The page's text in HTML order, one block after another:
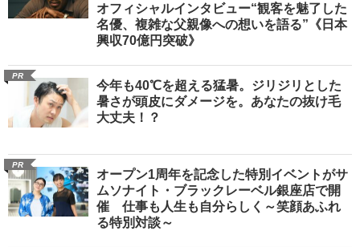
オフィシャルインタビュー“観客を魅了した
名優、複雑な父親像への想いを語る”《日本
興収70億円突破》
PR
今年も40℃を超える猛暑。ジリジリとした
暑さが頭皮にダメージを。あなたの抜け毛
大丈夫！？
PR
オープン1周年を記念した特別イベントがサ
ムソナイト・ブラックレーベル銀座店で開
催 仕事も人生も自分らしく～笑顔あふれ
る特別対談～